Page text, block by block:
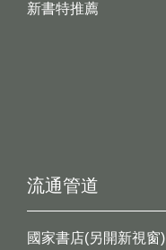
新書特推薦
流通管道
國家書店(另開新視窗)